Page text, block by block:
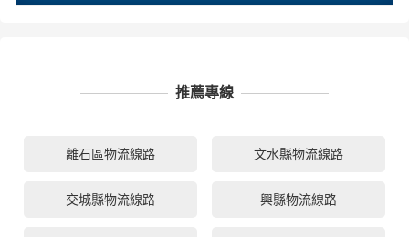
推薦專線
離石區物流線路 文水縣物流線路
交城縣物流線路 興縣物流線路